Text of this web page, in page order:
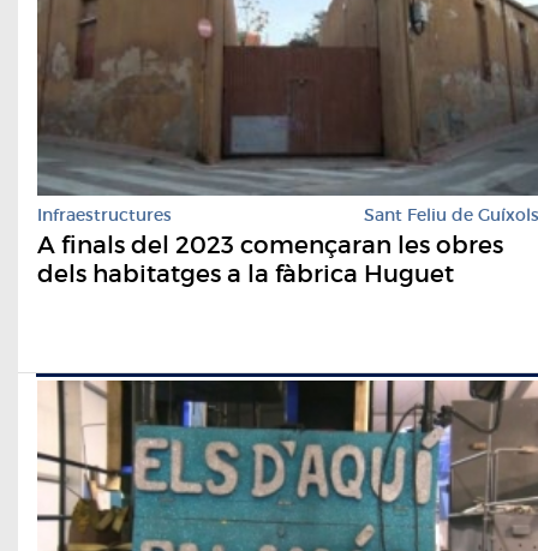
Infraestructures Sant Feliu de Guíxols
A finals del 2023 començaran les obres
dels habitatges a la fàbrica Huguet